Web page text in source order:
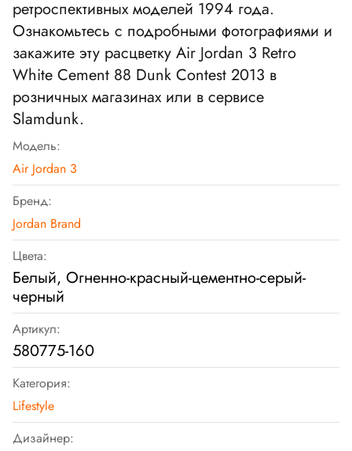
ретроспективных моделей 1994 года.
Ознакомьтесь с подробными фотографиями и
закажите эту расцветку Air Jordan 3 Retro
White Cement 88 Dunk Contest 2013 в
розничных магазинах или в сервисе
Slamdunk.
Модель:
Air Jordan 3
Бренд:
Jordan Brand
Цвета:
Белый, Огненно-красный-цементно-серый-
черный
Артикул:
580775-160
Категория:
Lifestyle
Дизайнер: